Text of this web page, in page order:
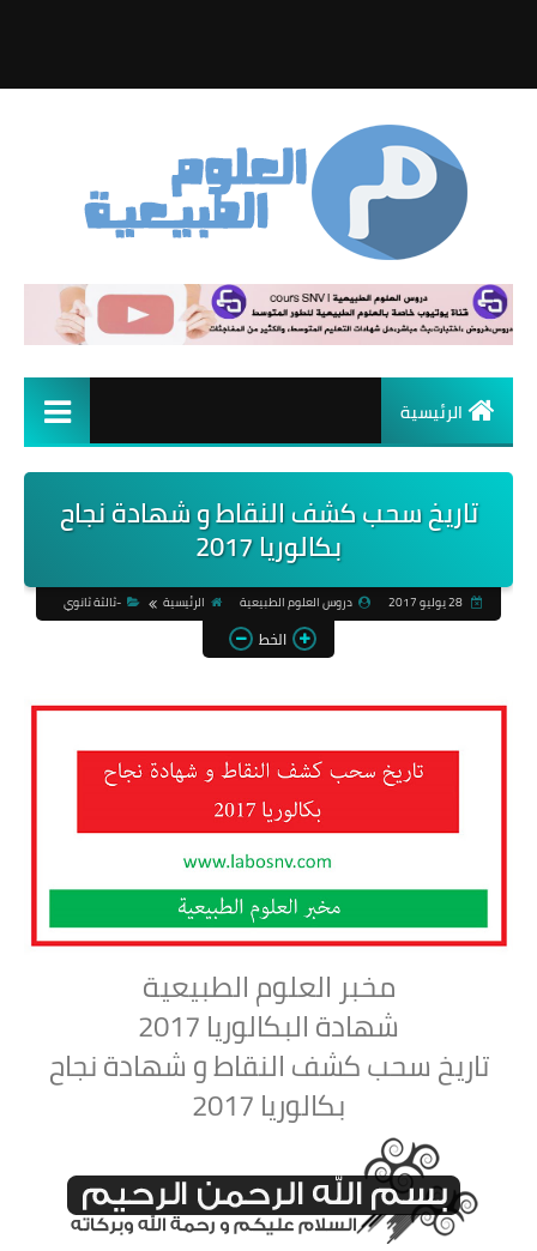
الرئيسية
تاريخ سحب كشف النقاط و شهادة نجاح
بكالوريا 2017
28 يوليو 2017 دروس العلوم الطبيعية الرئيسية -ثالثة ثانوي
الخط
مخبر العلوم الطبيعية
شهادة البكالوريا 2017
تاريخ سحب كشف النقاط و شهادة نجاح
بكالوريا 2017